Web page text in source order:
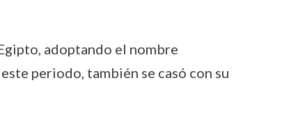
adoptando el nombre
periodo, también se casó con su